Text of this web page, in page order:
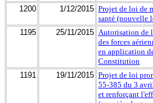
1200 1/12/2015 Projet de loi de
santé (nouvelle
1195 25/11/2015 Autorisation de
des forces
en application
Constitution
1191 19/11/2015 Projet de loi
55-385 du 3
et renforçant